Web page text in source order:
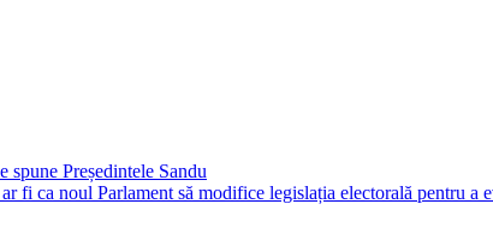
spune Președintele Sandu
ca noul Parlament să modifice legislația electorală pentru a